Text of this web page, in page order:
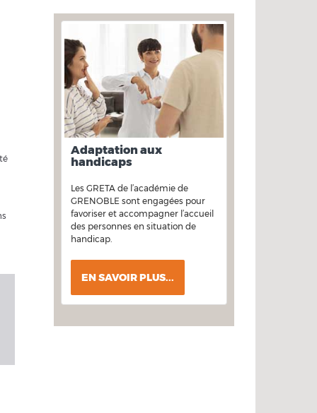
Adaptation aux
handicaps
Les GRETA de l’académie de
GRENOBLE sont engagées pour
favoriser et accompagner l’accueil
des personnes en situation de
handicap.
EN SAVOIR PLUS...